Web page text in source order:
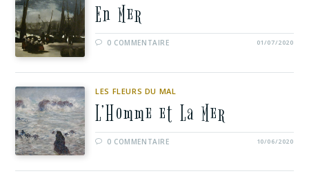
En Mer
0 COMMENTAIRE 01/07/2020
LES FLEURS DU MAL
L’Homme et La Mer
0 COMMENTAIRE 10/06/2020